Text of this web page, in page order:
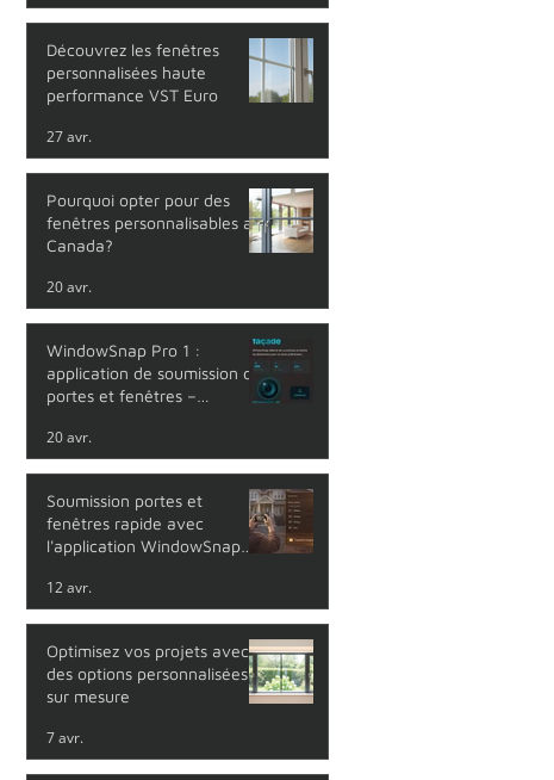
Découvrez les fenêtres
personnalisées haute
performance VST Euro
27 avr.
Pourquoi opter pour des
fenêtres personnalisables au
Canada?
20 avr.
WindowSnap Pro 1 :
application de soumission de
portes et fenêtres –
20 avr.
Soumission portes et
fenêtres rapide avec
l'application WindowSnap
12 avr.
Optimisez vos projets avec
des options personnalisées
sur mesure
7 avr.